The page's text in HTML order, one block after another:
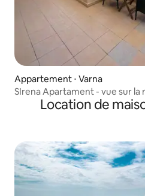
Appartement ⋅ Varna
SIrena Apartament - vue sur la
Location de